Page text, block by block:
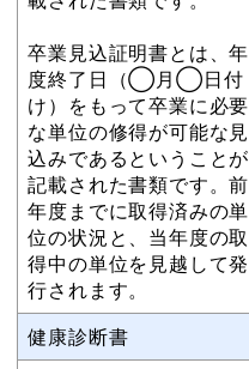
卒業見込証明書とは、年
度終了日（◯月◯日付
け）をもって卒業に必要
な単位の修得が可能な見
込みであるということが
記載された書類です。前
年度までに取得済みの単
位の状況と、当年度の取
得中の単位を見越して発
行されます。
健康診断書